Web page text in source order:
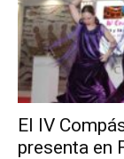
El IV
presenta en